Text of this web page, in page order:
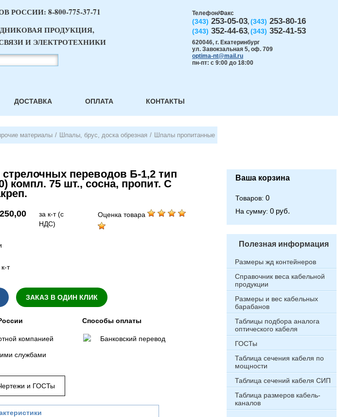
Телефон/Факс
(343) 253-05-03, (343) 253-80-16
(343) 352-44-63, (343) 352-41-53
620046, г. Екатеринбург
ул. Завокзальная 5, оф. 709
optima-nt@mail.ru
пн-пт: с 9:00 до 18:00
РОССИИ: 8-800-775-37-71
ПРОДУКЦИЯ,
И ЭЛЕКТРОТЕХНИКИ
ДОСТАВКА ОПЛАТА КОНТАКТЫ
материалы / Шпалы, брус, доска обрезная / Шпалы пропитанные
переводов Б-1,2 тип
компл. 75 шт., сосна, пропит. С
за к-т (с
НДС)
Оценка товара
к-т
ЗАКАЗ В ОДИН КЛИК
компанией
службами
Способы оплаты
Банковский перевод
и ГОСТы
Ваша корзина
Товаров: 0
На сумму: 0 руб.
Полезная информация
Размеры жд контейнеров
Справочник веса кабельной
продукции
Размеры и вес кабельных
барабанов
Таблицы подбора аналога
оптического кабеля
ГОСТы
Таблица сечения кабеля по
мощности
Таблица сечений кабеля СИП
Таблица размеров кабель-
каналов